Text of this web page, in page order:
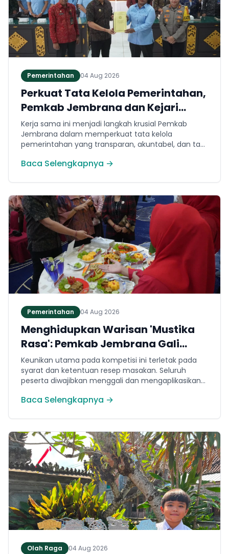
Pemerintahan 04 Aug 2026
Perkuat Tata Kelola Pemerintahan,
Pemkab Jembrana dan Kejari
Jembrana Sepakati Kerja Sama
Hukum Datun
Kerja sama ini menjadi langkah krusial Pemkab
Jembrana dalam memperkuat tata kelola
pemerintahan yang transparan, akuntabel, dan taat
mencakup tiga domain utama, yakni pemberian
tindakan hukum lainnya.
Baca Selengkapnya →
Pemerintahan 04 Aug 2026
Menghidupkan Warisan 'Mustika
Rasa': Pemkab Jembrana Gali
Keteladanan Bung Karno Lewat
Lomba Cipta Menu Kuliner
Keunikan utama pada kompetisi ini terletak pada
syarat dan ketentuan resep masakan. Seluruh
peserta diwajibkan menggali dan mengaplikasikan
Mustika Rasa—buku kumpulan resep Nusantara
Indonesia, Ir. Soekarno. Melalui panduan resep
historis tersebut, para peserta berhasil
menghidangkan berbagai kreasi olahan pangan
lokal yang tidak hanya lezat tetapi juga bergizi,
beragam, aman dan seimbang.
Baca Selengkapnya →
Olah Raga 04 Aug 2026